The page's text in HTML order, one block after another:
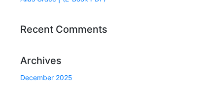
Recent Comments
Archives
December 2025